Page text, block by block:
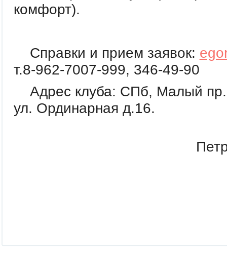
комфорт).
Справки и прием заявок:
т.8-962-7007-999, 346-49-90
Адрес клуба: СПб, Малый
ул. Ординарная д.16.